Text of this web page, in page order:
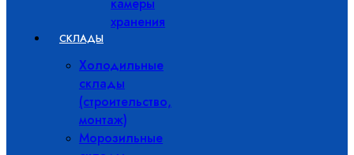
камеры
хранения
СКЛАДЫ
Холодильные
склады
(строительство,
монтаж)
Морозильные